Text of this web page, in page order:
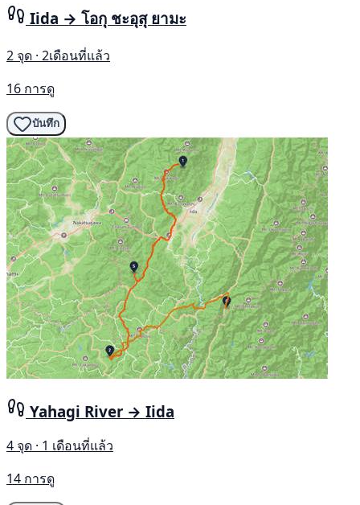
Iida → โอกุ ชะอุสุ ยามะ
2 จุด · 2เดือนที่แล้ว
16 การดู
บันทึก
Yahagi River → Iida
4 จุด · 1 เดือนที่แล้ว
14 การดู